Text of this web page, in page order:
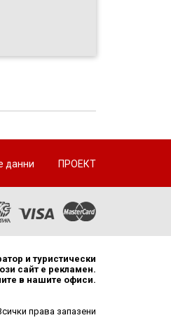
данни ПРОЕКТ
и туристически
сайт е рекламен.
в нашите офиси.
права запазени